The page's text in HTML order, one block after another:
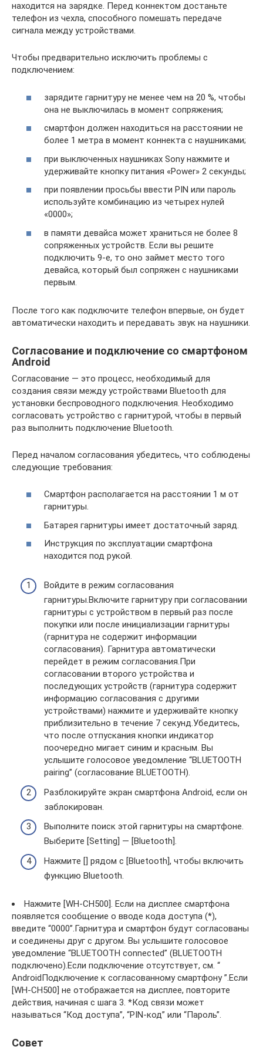
находится на зарядке. Перед коннектом достаньте
телефон из чехла, способного помешать передаче
сигнала между устройствами.
Чтобы предварительно исключить проблемы с
подключением:
зарядите гарнитуру не менее чем на 20 %, чтобы
она не выключилась в момент сопряжения;
смартфон должен находиться на расстоянии не
более 1 метра в момент коннекта с наушниками;
при выключенных наушниках Sony нажмите и
удерживайте кнопку питания «Power» 2 секунды;
при появлении просьбы ввести PIN или пароль
используйте комбинацию из четырех нулей
«0000»;
в памяти девайса может храниться не более 8
сопряженных устройств. Если вы решите
подключить 9-е, то оно займет место того
девайса, который был сопряжен с наушниками
первым.
После того как подключите телефон впервые, он будет
автоматически находить и передавать звук на наушники.
Согласование и подключение со смартфоном
Android
Согласование — это процесс, необходимый для
создания связи между устройствами Bluetooth для
установки беспроводного подключения. Необходимо
согласовать устройство с гарнитурой, чтобы в первый
раз выполнить подключение Bluetooth.
Перед началом согласования убедитесь, что соблюдены
следующие требования:
Смартфон располагается на расстоянии 1 м от
гарнитуры.
Батарея гарнитуры имеет достаточный заряд.
Инструкция по эксплуатации смартфона
находится под рукой.
Войдите в режим согласования
гарнитуры.Включите гарнитуру при согласовании
гарнитуры с устройством в первый раз после
покупки или после инициализации гарнитуры
(гарнитура не содержит информации
согласования). Гарнитура автоматически
перейдет в режим согласования.При
согласовании второго устройства и
последующих устройств (гарнитура содержит
информацию согласования с другими
устройствами) нажмите и удерживайте кнопку
приблизительно в течение 7 секунд.Убедитесь,
что после отпускания кнопки индикатор
поочередно мигает синим и красным. Вы
услышите голосовое уведомление “BLUETOOTH
pairing” (согласование BLUETOOTH).
Разблокируйте экран смартфона Android, если он
заблокирован.
Выполните поиск этой гарнитуры на смартфоне.
Выберите [Setting] — [Bluetooth].
Нажмите [] рядом с [Bluetooth], чтобы включить
функцию Bluetooth.
Нажмите [WH-CH500]. Если на дисплее смартфона
появляется сообщение о вводе кода доступа (*),
введите “0000”.Гарнитура и смартфон будут согласованы
и соединены друг с другом. Вы услышите голосовое
уведомление “BLUETOOTH connected” (BLUETOOTH
подключено).Если подключение отсутствует, см. “
AndroidПодключение к согласованному смартфону ”.Если
[WH-CH500] не отображается на дисплее, повторите
действия, начиная с шага 3. *Код связи может
называться “Код доступа”, “PIN-код” или “Пароль”.
Совет